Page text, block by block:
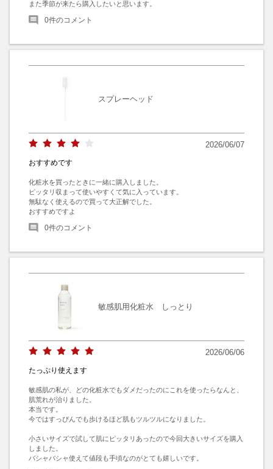
また季節が来たら購入したいと思います。
0件のコメント
スプレーヘッド
2026/06/07
おすすめです
化粧水を買ったときに一緒に購入しました。
ピッタリ収まって使いやすくて気に入っています。
無駄なく使えるので買って大正解でした。
おすすめですよ
0件のコメント
敏感肌用化粧水 しっとり
2026/06/06
たっぷり使えます
敏感肌の私が、どの化粧水でもダメだったのにこれを使ったらなんと、
肌荒れが治りました。
本当です。
今ではすっぴんでも歩けるほど肌もツルツルになりました。
小さいサイズで試して肌にピッタリあったので今回大きいサイズを購入
しました。
バシャバシャ使えて値段も手頃なのがとても嬉しいです。